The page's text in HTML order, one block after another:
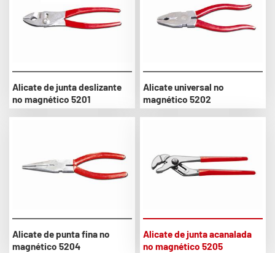
Alicate de junta deslizante
no magnético 5201
Alicate universal no
magnético 5202
Alicate de punta fina no
magnético 5204
Alicate de junta acanalada
no magnético 5205